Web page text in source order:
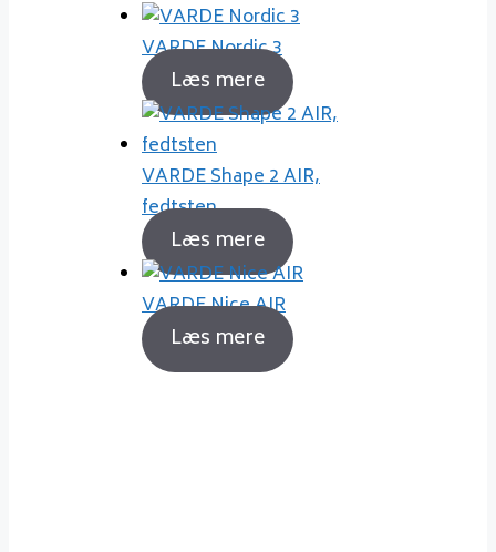
VARDE Nordic 3
Læs mere
VARDE Shape 2 AIR,
fedtsten
Læs mere
VARDE Nice AIR
Læs mere